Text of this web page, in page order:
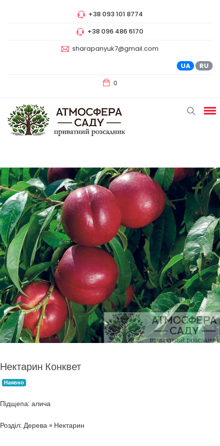
+38 093 101 8774
+38 096 486 6170
sharapanyuk7@gmail.com
UA
RU
0
Нектарин Конквет
Наявно
Підщепа: алича
Розділ: Дерева » Нектарин